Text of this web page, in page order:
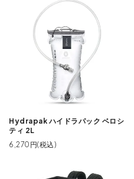
Hydrapak ハイドラパック ベロシ
ティ 2L
6,270円(税込)